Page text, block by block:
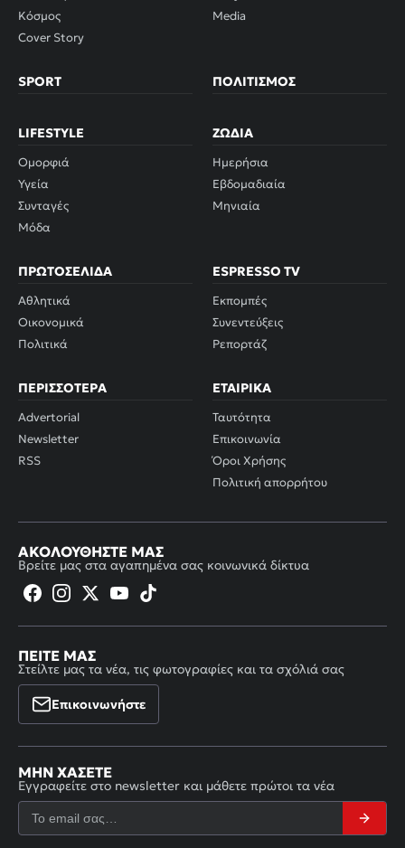
Κόσμος
Cover Story
Media
SPORT ΠΟΛΙΤΙΣΜΌΣ
LIFESTYLE
Ομορφιά
Υγεία
Συνταγές
Μόδα
ΖΏΔΙΑ
Ημερήσια
Εβδομαδιαία
Μηνιαία
ΠΡΩΤΟΣΈΛΙΔΑ
Αθλητικά
Οικονομικά
Πολιτικά
ESPRESSO TV
Εκπομπές
Συνεντεύξεις
Ρεπορτάζ
ΠΕΡΙΣΣΌΤΕΡΑ
Advertorial
Newsletter
RSS
ΕΤΑΙΡΙΚΆ
Ταυτότητα
Επικοινωνία
Όροι Χρήσης
Πολιτική απορρήτου
ΑΚΟΛΟΥΘΉΣΤΕ ΜΑΣ
Βρείτε μας στα αγαπημένα σας κοινωνικά δίκτυα
ΠΕΊΤΕ ΜΑΣ
Στείλτε μας τα νέα, τις φωτογραφίες και τα σχόλιά σας
Επικοινωνήστε
ΜΗΝ ΧΆΣΕΤΕ
Εγγραφείτε στο newsletter και μάθετε πρώτοι τα νέα